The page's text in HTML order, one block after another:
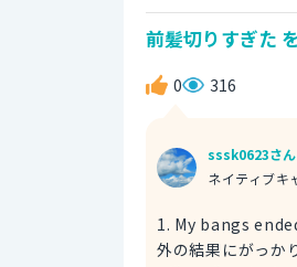
ます。口語的で明るめの表現です。 例文 Good
take cards. 現金持
前髪切りすぎた
0 316
sssk0623さん
ネイティブキ
1. My bangs ended up way too
外の結果にがっか